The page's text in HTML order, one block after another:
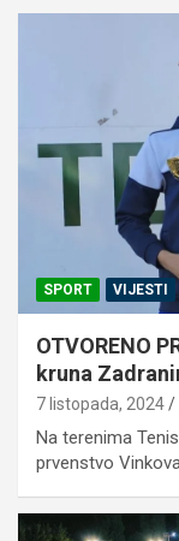
SPORT VIJESTI
OTVORENO
kruna
7 listopada, 2024
Na terenima
prvenstvo